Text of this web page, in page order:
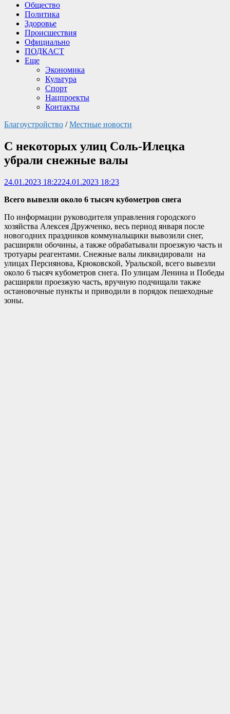
Общество
Политика
Здоровье
Происшествия
Официально
ПОДКАСТ
Еще
Экономика
Культура
Спорт
Нацпроекты
Контакты
Благоустройство /Местные новости
С некоторых улиц Соль-Илецка
убрали снежные валы
24.01.2023 18:2224.01.2023 18:23
Всего вывезли около 6 тысяч кубометров снега
По информации руководителя управления городского
хозяйства Алексея Дружченко, весь период января после
новогодних праздников коммунальщики вывозили снег,
расширяли обочины, а также обрабатывали проезжую часть и
тротуары реагентами. Снежные валы ликвидировали на
улицах Персиянова, Крюковской, Уральской, всего вывезли
около 6 тысяч кубометров снега. По улицам Ленина и Победы
расширяли проезжую часть, вручную подчищали также
остановочные пункты и приводили в порядок пешеходные
зоны.